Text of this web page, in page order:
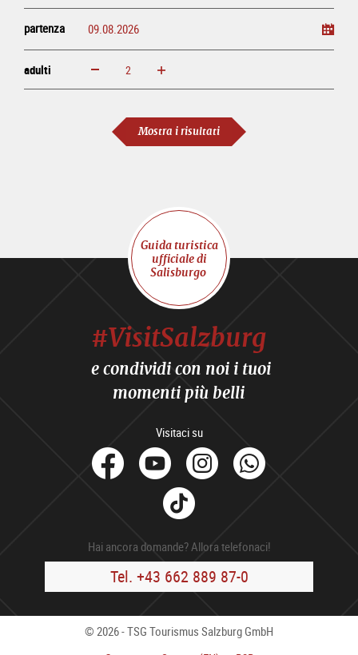
partenza
adulti ingrandisci diminuisci
Mostra i risultati
Guida turistica
ufficiale di
Salisburgo
#VisitSalzburg
e condividi con noi i tuoi
momenti più belli
Visitaci su
facebook
YoutubeInstagram
Tik
Tok
Hai ancora domande? Allora telefonaci!
Tel. +43 662 889 87-0
© 2026 - TSG Tourismus Salzburg GmbH